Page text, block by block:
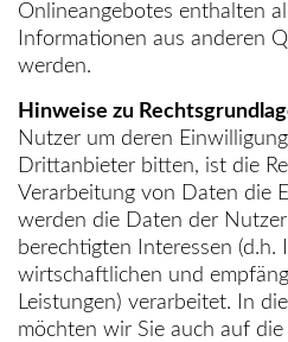
Onlineangebotes enthalten
Informationen aus anderen
werden.
Hinweise zu
Nutzer um deren
Drittanbieter bitten, ist die
Verarbeitung von Daten die
werden die Daten der
berechtigten Interessen (d.h.
wirtschaftlichen und
Leistungen) verarbeitet. In
möchten wir Sie auch auf